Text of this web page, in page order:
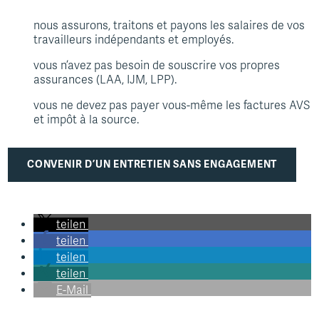
nous assurons, traitons et payons les salaires de vos
travailleurs indépendants et employés.
vous n’avez pas besoin de souscrire vos propres
assurances (LAA, IJM, LPP).
vous ne devez pas payer vous-même les factures AVS
et impôt à la source.
CONVENIR D’UN ENTRETIEN SANS ENGAGEMENT
teilen
teilen
teilen
teilen
E-Mail